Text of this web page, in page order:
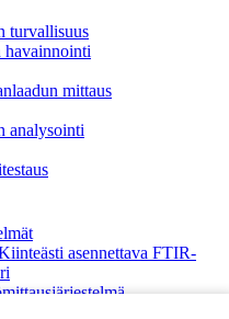
turvallisuus
havainnointi
mittaus
analysointi
asennettava FTIR-